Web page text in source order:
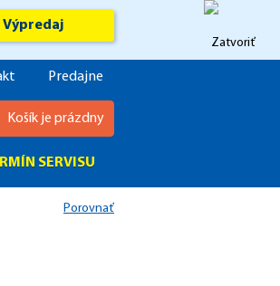
Výpredaj
Košík je prázdny
Predajne
SERVISU
Porovnať